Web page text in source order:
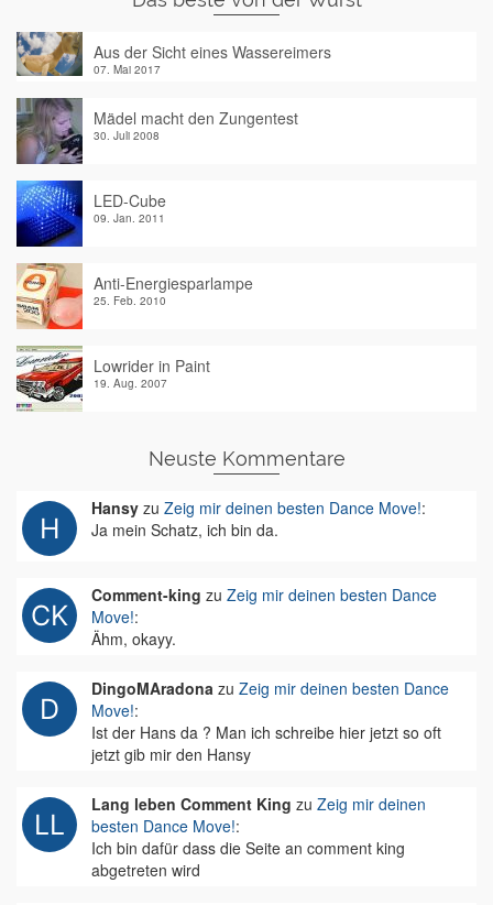
Aus der Sicht eines Wassereimers
07. Mai 2017
Mädel macht den Zungentest
30. Juli 2008
LED-Cube
09. Jan. 2011
Anti-Energiesparlampe
25. Feb. 2010
Lowrider in Paint
19. Aug. 2007
Neuste Kommentare
Hansy zu Zeig mir deinen besten Dance Move!:
Ja mein Schatz, ich bin da.
Comment-king zu Zeig mir deinen besten Dance
Move!:
Ähm, okayy.
DingoMAradona zu Zeig mir deinen besten Dance
Move!:
Ist der Hans da ? Man ich schreibe hier jetzt so oft
jetzt gib mir den Hansy
Lang leben Comment King zu Zeig mir deinen
besten Dance Move!:
Ich bin dafür dass die Seite an comment king
abgetreten wird